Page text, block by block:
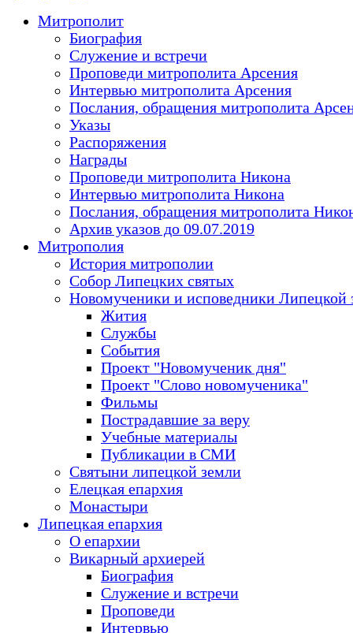
Митрополит
Биография
Служение и встречи
Проповеди митрополита Арсения
Интервью митрополита Арсения
Послания, обращения митрополита
Указы
Распоряжения
Награды
Проповеди митрополита Никона
Интервью митрополита Никона
Послания, обращения митрополита
Архив указов до 09.07.2019
Митрополия
История митрополии
Собор Липецких святых
Новомученики и исповедники Липецкой
Жития
Службы
События
Проект "Новомученик дня"
Проект "Слово новомученика"
Фильмы
Пострадавшие за веру
Учебные материалы
Публикации в СМИ
Святыни липецкой земли
Елецкая епархия
Монастыри
Липецкая епархия
О епархии
Викарный архиерей
Биография
Служение и встречи
Проповеди
Интервью